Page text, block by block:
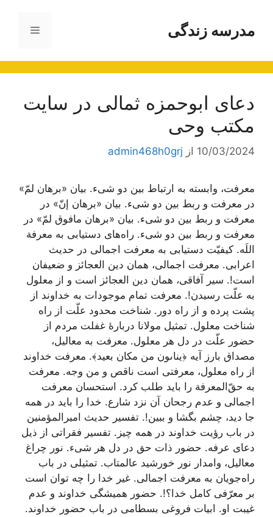
محتوامدرسه زندگی فهرست
دعای ابوحمزه ثمالی در سایت
مکتب وحی
10/03/2024 از admin468h0grj
معرفت، وابسته به ارتباط بین دو شیء. بیان «برهان لمّ»
در معرفت و ربط بین دو شیء. بیان «برهان إنّ» در
معرفت و ربط بین دو شیء. بیان «برهان مافوق لمّ» در
معرفت و ربط بین دو شیء. راه‌های دستیابی به معرفة
اللَه. کیفیّت دستیابی به معرفت اجمالی در حدیث
اعرابی. معرفت اجمالی، همان دین العجائز و ضعیفان
است!. سیر آفاقی، همان دین العجائز است و از معلول
به علّت رسیدن!. معرفت تمام موجودات به خداوند از
پشت پرده و از راه دور. شناخت محدود علّت از راه
شناخت معلول. تمثیل مولانا دربارۀ غفلت مردم از
حضور علّت در دل هر معلول. معرفت به معالیل،
مصداق بارز آیه ﴿يناىون من مكان بعيد﴾. معرفت خداوند
از راه معلول، معرفتی است ناقص و من وجه. معرفت
به حقّ‌المعرفة را باید طلب کرد. استحسان معرفت
اجمالی و عدم رجحان آن نزد شارع. خدا را باید در همه
جا دید، چشم بگشا و ببین!. تفسیر حدیث امیرالمؤمنین
در باب رؤیت خداوند در همه چیز. تفسیر فقراتی از ذیل
دعای عرفه. حضور ذات حق در دل هر شیء. نور چراغ
معالیل، وامدار نور خورشید عالمتاب. تمثیلی در باب
راه‌جویان به معرفت اجمالی. غیر خدا را چه توان است
بر معرّفی کامل خدا؟!. حضور همیشگی خداوند و عدم
غیبت او. ابیات فروغی بسطامی در باب حضور خداوند.